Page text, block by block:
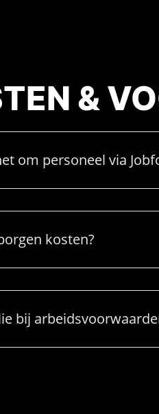
&
om personeel via
kosten?
bij